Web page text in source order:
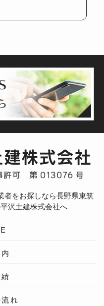
者をお探しなら長野県東筑
沢土建株式会社へ
れ